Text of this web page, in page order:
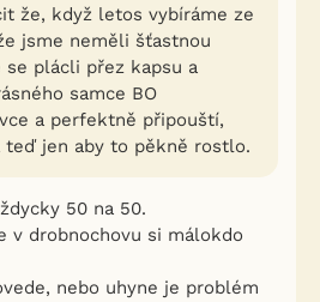
že, když letos vybíráme ze
jsme neměli šťastnou
plácli přez kapsu a
samce BO
a perfektně připouští,
teď jen aby to pěkně rostlo.
50 na 50.
v drobnochovu si málokdo
nebo uhyne je problém